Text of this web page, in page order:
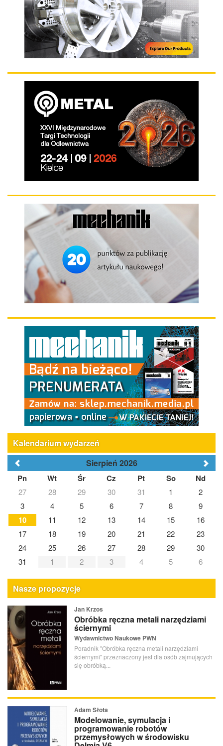
Kalendarium wydarzeń
Sierpień 2026
Pn Wt Śr Cz Pt So Nd
27 28 29 30 31 1
2
3
4 5 6 7 8 9
10 11 12 13 14 15
16
17
18 19 20 21 22
23
24
25 26 27 28 29
30
31
1 2 3 4 5 6
Nasze propozycje
Jan Krzos
Obróbka ręczna metali narzędziami
ściernymi
Wydawnictwo Naukowe PWN
Poradnik "Obróbka ręczna metali narzędziami
ściernymi" przeznaczony jest dla osób zajmujących
się obróbką...
Adam Słota
Modelowanie, symulacja i
programowanie robotów
przemysłowych w środowisku